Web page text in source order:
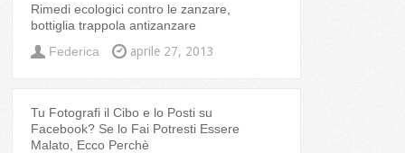
Rimedi ecologici contro le zanzare,
bottiglia trappola antizanzare
Federica
aprile 27, 2013
Tu Fotografi il Cibo e lo Posti su
Facebook? Se lo Fai Potresti Essere
Malato, Ecco Perchè